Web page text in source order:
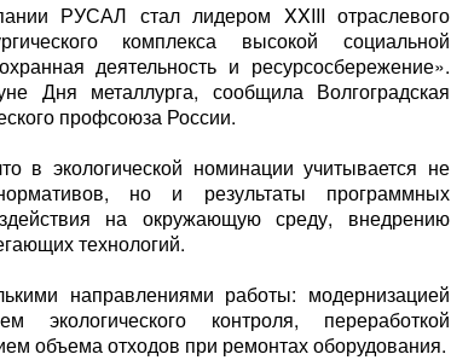
РУСАЛ стал лидером XXIII отраслевого
комплекса высокой социальной
деятельность и ресурсосбережение».
Дня металлурга, сообщила Волгоградская
профсоюза России.
в экологической номинации учитывается не
но и результаты программных
на окружающую среду, внедрению
технологий.
направлениями работы: модернизацией
экологического контроля, переработкой
объема отходов при ремонтах оборудования.